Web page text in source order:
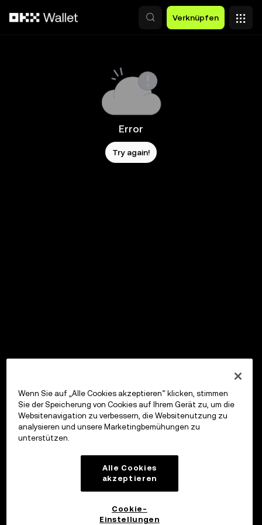
Verknüpfen
Error
Try again!
Wenn Sie auf „Alle Cookies akzeptieren“ klicken, stimmen
Sie der Speicherung von Cookies auf Ihrem Gerät zu, um die
Websitenavigation zu verbessern, die Websitenutzung zu
analysieren und unsere Marketingbemühungen zu
unterstützen.
Alle Cookies
akzeptieren
Cookie-
Einstellungen